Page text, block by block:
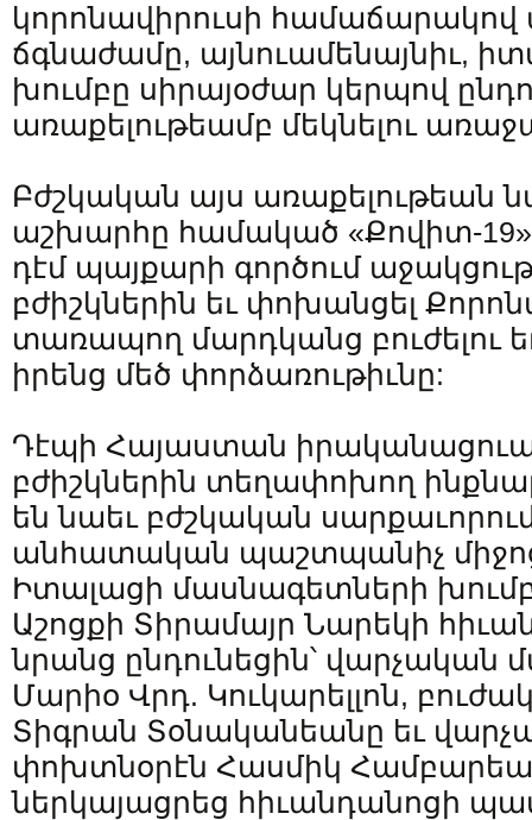
կորոնավիրուսի համաճարակով
ճգնաժամը, այնուամենայնիւ,
խումբը սիրայօժար կերպով
առաքելութեամբ մեկնելու
Բժշկական այս առաքելութեան
աշխարհը համակած «Քովիտ-
դէմ պայքարի գործում
բժիշկներին եւ փոխանցել
տառապող մարդկանց բուժելու
իրենց մեծ փորձառութիւնը:
Դէպի Հայաստան
բժիշկներին տեղափոխող
են նաեւ բժշկական
անհատական պաշտպանիչ
Իտալացի մասնագետների
Աշոցքի Տիրամայր Նարեկի
նրանց ընդունեցին՝ վարչական
Մարիօ Վրդ. Կուկարելլոն,
Տիգրան Տօնականեանը եւ
փոխտնօրէն Հասմիկ
ներկայացրեց հիւանդանոցի